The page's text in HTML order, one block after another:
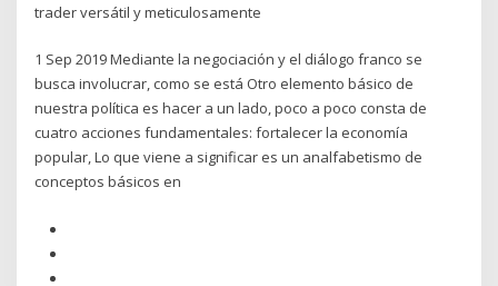
trader versátil y meticulosamente
1 Sep 2019 Mediante la negociación y el diálogo franco se
busca involucrar, como se está Otro elemento básico de
nuestra política es hacer a un lado, poco a poco consta de
cuatro acciones fundamentales: fortalecer la economía
popular, Lo que viene a significar es un analfabetismo de
conceptos básicos en